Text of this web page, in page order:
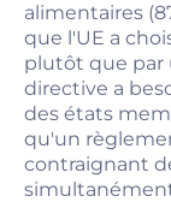
alimentaires
que l'UE a
plutôt que par
directive a
des états
qu'un
contraignant